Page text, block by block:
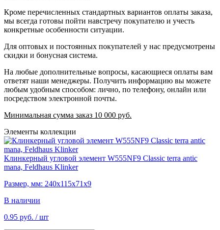
Кроме перечисленных стандартных вариантов оплаты заказа,
мы всегда готовы пойти навстречу покупателю и учесть
конкретные особенности ситуации.
Для оптовых и постоянных покупателей у нас предусмотрены
скидки и бонусная система.
На любые дополнительные вопросы, касающиеся оплаты вам
ответят наши менеджеры. Получить информацию вы можете
любым удобным способом: лично, по телефону, онлайн или
посредством электронной почты.
Минимальная сумма заказ 10 000 руб.
Элементы коллекции
Клинкерный угловой элемент W555NF9 Classic terra antic
mana, Feldhaus Klinker
Размер, мм: 240х115х71х9
В наличии
0.95 руб. / шт